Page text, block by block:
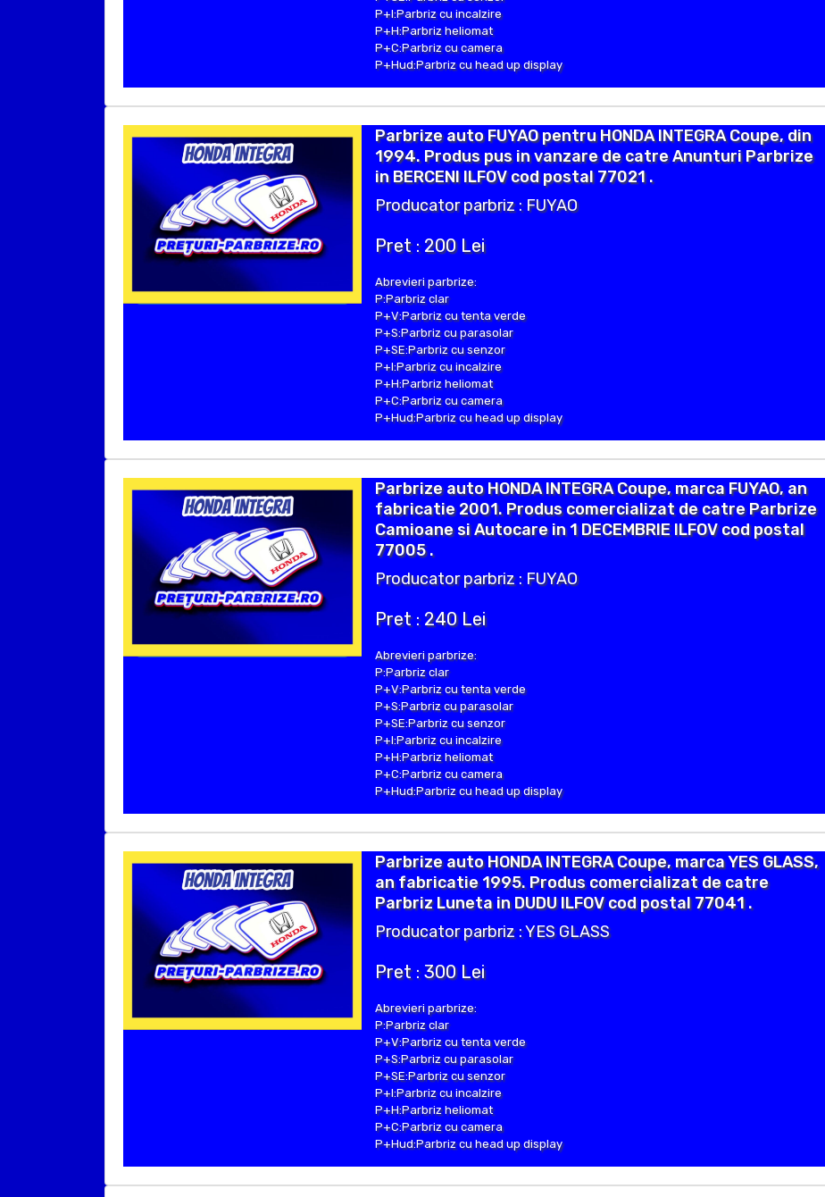
P+I:Parbriz cu incalzire
P+H:Parbriz heliomat
P+C:Parbriz cu camera
P+Hud:Parbriz cu head up display
Parbrize auto FUYAO pentru HONDA INTEGRA Coupe, din
1994. Produs pus in vanzare de catre Anunturi Parbrize
in BERCENI ILFOV cod postal 77021 .
Producator parbriz : FUYAO
Pret : 200 Lei
Abrevieri parbrize:
P:Parbriz clar
P+V:Parbriz cu tenta verde
P+S:Parbriz cu parasolar
P+SE:Parbriz cu senzor
P+I:Parbriz cu incalzire
P+H:Parbriz heliomat
P+C:Parbriz cu camera
P+Hud:Parbriz cu head up display
Parbrize auto HONDA INTEGRA Coupe, marca FUYAO, an
fabricatie 2001. Produs comercializat de catre Parbrize
Camioane si Autocare in 1 DECEMBRIE ILFOV cod postal
77005 .
Producator parbriz : FUYAO
Pret : 240 Lei
Abrevieri parbrize:
P:Parbriz clar
P+V:Parbriz cu tenta verde
P+S:Parbriz cu parasolar
P+SE:Parbriz cu senzor
P+I:Parbriz cu incalzire
P+H:Parbriz heliomat
P+C:Parbriz cu camera
P+Hud:Parbriz cu head up display
Parbrize auto HONDA INTEGRA Coupe, marca YES GLASS,
an fabricatie 1995. Produs comercializat de catre
Parbriz Luneta in DUDU ILFOV cod postal 77041 .
Producator parbriz : YES GLASS
Pret : 300 Lei
Abrevieri parbrize:
P:Parbriz clar
P+V:Parbriz cu tenta verde
P+S:Parbriz cu parasolar
P+SE:Parbriz cu senzor
P+I:Parbriz cu incalzire
P+H:Parbriz heliomat
P+C:Parbriz cu camera
P+Hud:Parbriz cu head up display